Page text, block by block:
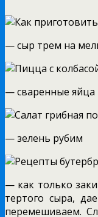
— сыр трем на
— сваренные яйца
— зелень рубим
— как только
тертого сыра,
перемешиваем.